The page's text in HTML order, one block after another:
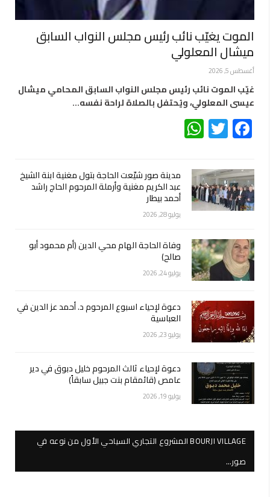
الموت يغيّب نائب رئيس مجلس النواب السابق
ميشال المعلولي
أغسطس 5, 2026
غيّب الموت نائب رئيس مجلس النواب السابق المحامي ميشال
عيسى المعلولي، ويُحتفل بالصلاة لراحة نفسه…
Facebook
Twitter
مدينة صور شيّعت الحاجة بتول مغنية ابنة الشيخ
عبد الكريم مغنية وأرملة المرحوم الحاج راشد
أحمد بيطار
يوليو 28, 2026
وفاة الحاجة الهام محي الدين (أم محمود أبو
صالح)
يوليو 24, 2026
دعوة لإحياء اسبوع المرحوم د. أحمد عز الدين في
العباسية
يوليو 23, 2026
دعوة لإحياء ثالث المرحوم خليل دبوق في دير
عامص (قائمقام بنت جبيل سابقاً)
يوليو 19, 2026
BOURJI VILLAGE المشروع التجاري السياحي الأول من نوعه في
صور…